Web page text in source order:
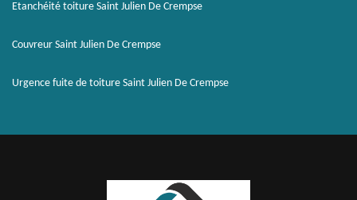
Etanchéité toiture Saint Julien De Crempse
Couvreur Saint Julien De Crempse
Urgence fuite de toiture Saint Julien De Crempse